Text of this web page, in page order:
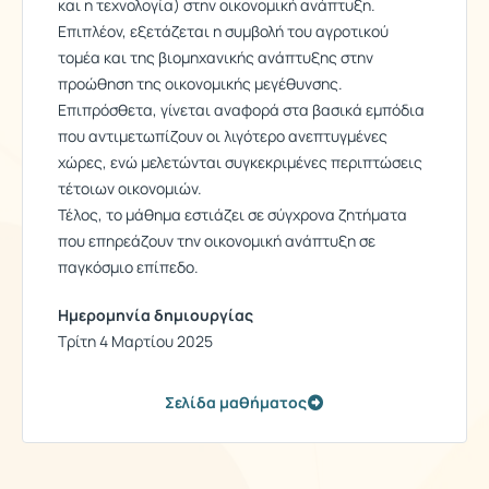
και η τεχνολογία) στην οικονομική ανάπτυξη.
Επιπλέον, εξετάζεται η συμβολή του αγροτικού
τομέα και της βιομηχανικής ανάπτυξης στην
προώθηση της οικονομικής μεγέθυνσης.
Επιπρόσθετα, γίνεται αναφορά στα βασικά εμπόδια
που αντιμετωπίζουν οι λιγότερο ανεπτυγμένες
χώρες, ενώ μελετώνται συγκεκριμένες περιπτώσεις
τέτοιων οικονομιών.
Τέλος, το μάθημα εστιάζει σε σύγχρονα ζητήματα
που επηρεάζουν την οικονομική ανάπτυξη σε
παγκόσμιο επίπεδο.
Ημερομηνία δημιουργίας
Τρίτη 4 Μαρτίου 2025
Σελίδα μαθήματος